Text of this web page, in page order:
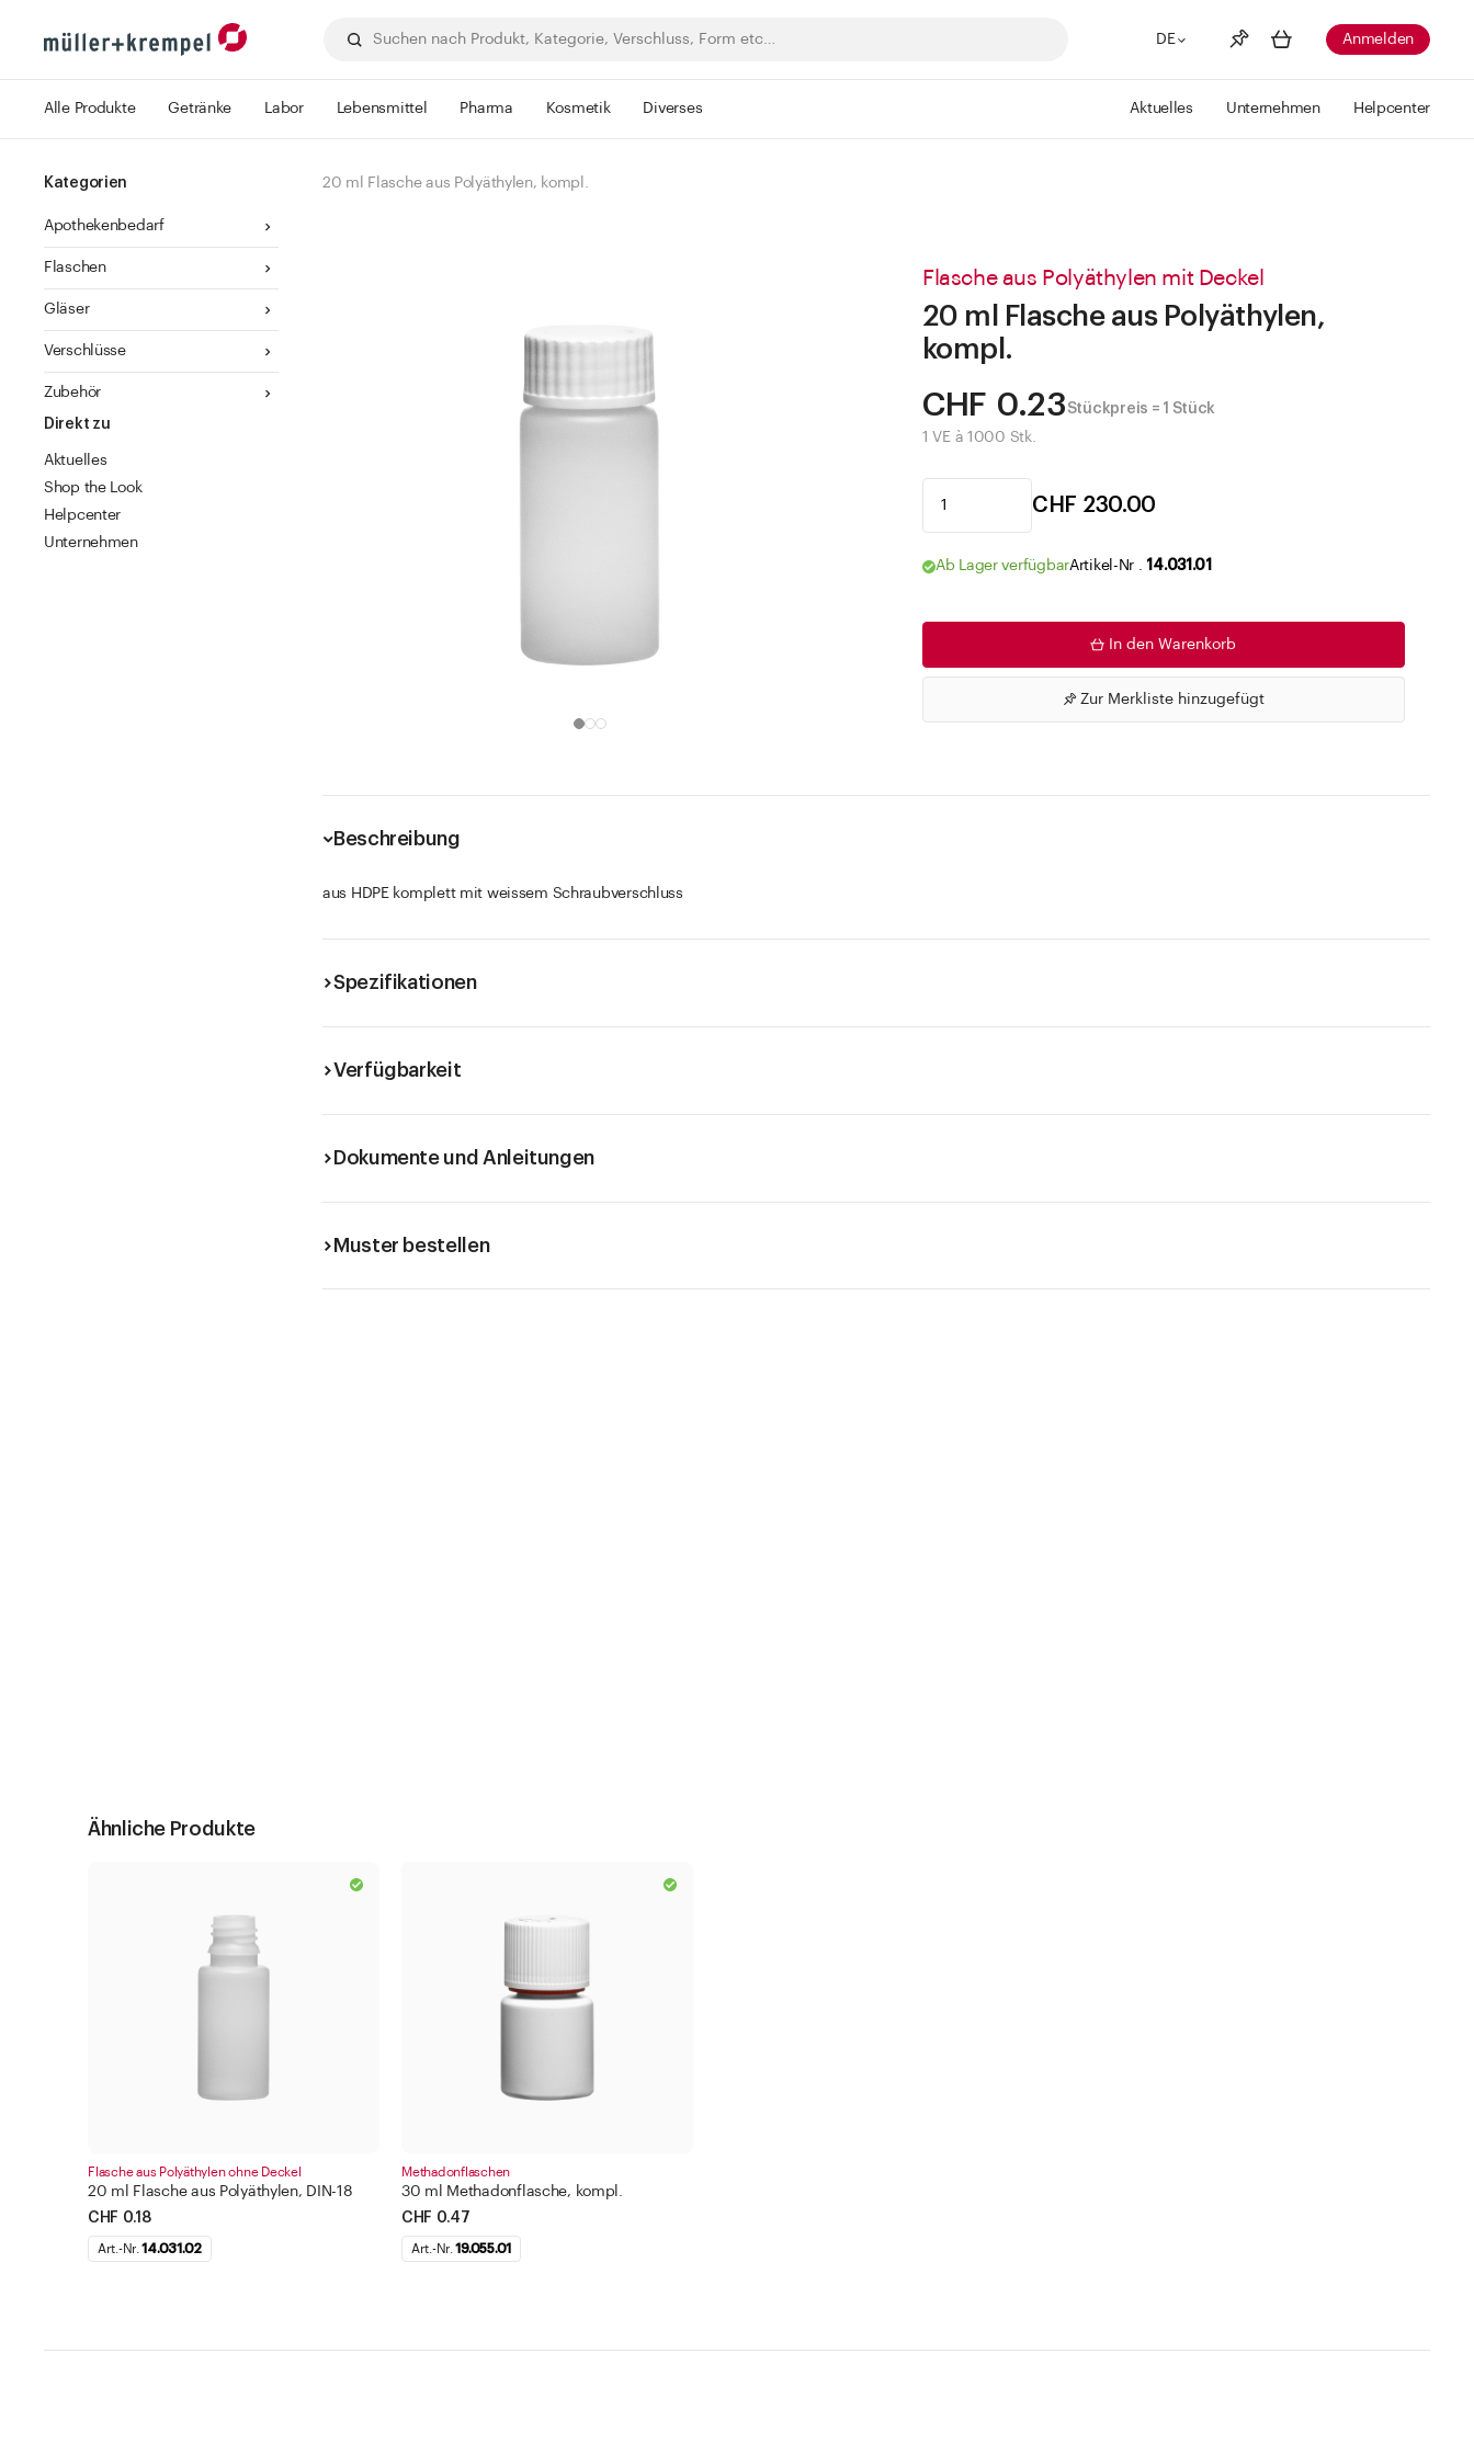
DE
Merkliste Mehr anzeigen
Anmelden
Alle Produkte Getränke Labor Lebensmittel Pharma Kosmetik Diverses Aktuelles Unternehmen Helpcenter
Kategorien
Apothekenbedarf
Flaschen
Gläser
Verschlüsse
Zubehör
Direkt zu
Aktuelles
Shop the Look
Helpcenter
Unternehmen
20 ml Flasche aus Polyäthylen, kompl.
Flasche aus Polyäthylen mit Deckel
20 ml Flasche aus Polyäthylen,
kompl.
CHF 0.23 Stückpreis = 1 Stück
1 VE à 1000 Stk.
CHF 230.00
Ab Lager verfügbarArtikel-Nr . 14.031.01
In den Warenkorb
Zur Merkliste hinzugefügt
Beschreibung
aus HDPE komplett mit weissem Schraubverschluss
Spezifikationen
Verfügbarkeit
Dokumente und Anleitungen
Muster bestellen
Ähnliche Produkte
Flasche aus Polyäthylen ohne Deckel
20 ml Flasche aus Polyäthylen, DIN-18
CHF 0.18
Art.-Nr.14.031.02
Methadonflaschen
30 ml Methadonflasche, kompl.
CHF 0.47
Art.-Nr.19.055.01